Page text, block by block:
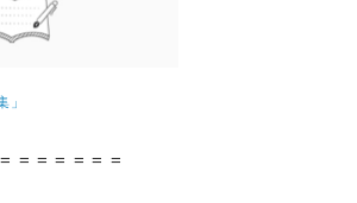
」
= = = = = =